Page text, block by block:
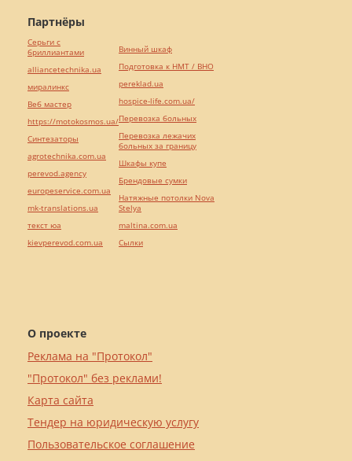
О проекте
Реклама на "Протокол"
"Протокол" без реклами!
Карта сайта
Тендер на юридическую услугу
Пользовательское соглашение
Партнёры
Серьги с
бриллиантами
alliancetechnika.ua
миралинкс
Веб мастер
https://motokosmos.ua/
Синтезаторы
agrotechnika.com.ua
perevod.agency
europeservice.com.ua
mk-translations.ua
текст юа
kievperevod.com.ua
Винный шкаф
Подготовка к НМТ / ВНО
pereklad.ua
hospice-life.com.ua/
Перевозка больных
Перевозка лежачих
больных за границу
Шкафы купе
Брендовые сумки
Натяжные потолки Nova
Stelya
maltina.com.ua
Cылки